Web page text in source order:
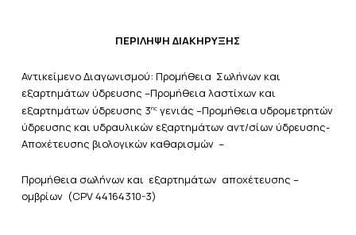
ΠΕΡΙΛΗΨΗ ΔΙΑΚΗΡΥΞΗΣ
Αντικείμενο Διαγωνισμού: Προμήθεια Σωλήνων και
εξαρτημάτων ύδρευσης –Προμήθεια λαστίχων και
εξαρτημάτων ύδρευσης 3ηςγενιάς –Προμήθεια υδρομετρητών
ύδρευσης και υδραυλικών εξαρτημάτων αντ/σίων ύδρευσης-
Αποχέτευσης βιολογικών καθαρισμών –
Προμήθεια σωλήνων και εξαρτημάτων αποχέτευσης –
ομβρίων (CPV 44164310-3)